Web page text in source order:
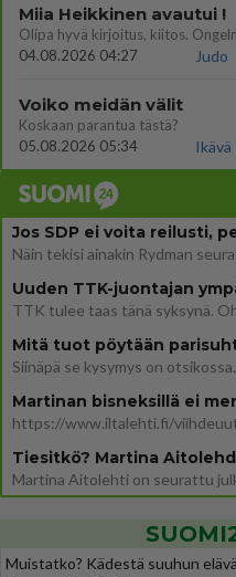
Miia Heikkinen avautui !
04.08.2026 04:27
Judo
Voiko meidän välit
Koskaan parantua tästä?
05.08.2026 05:34
Ikävä
Mitä tuot pöytään
Martinan bisneksillä ei
Muistatko? Kädestä suuhun